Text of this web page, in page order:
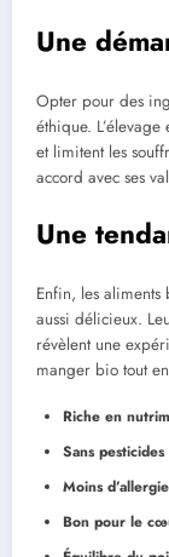
Une
Opter pour des
éthique.
et limitent les
accord avec ses
Une
Enfin, les aliments
aussi délicieux.
révèlent une
manger bio tout
Riche en
Sans pesticides
Moins
Bon pour le